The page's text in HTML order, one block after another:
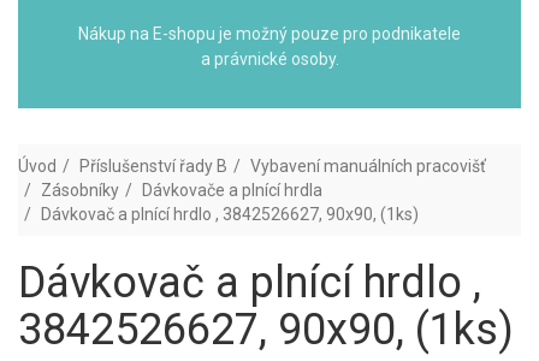
Nákup na E-shopu je možný pouze pro podnikatele
a právnické osoby.
Úvod Příslušenství řady B
Vybavení manuálních pracovišť
Zásobníky
Dávkovače a plnící hrdla
Dávkovač a plnící hrdlo , 3842526627, 90x90, (1ks)
Dávkovač a plnící hrdlo ,
3842526627, 90x90, (1ks)